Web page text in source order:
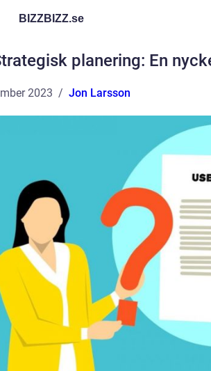
BIZZBIZZ.se
planering: En
2023 Jon Larsson